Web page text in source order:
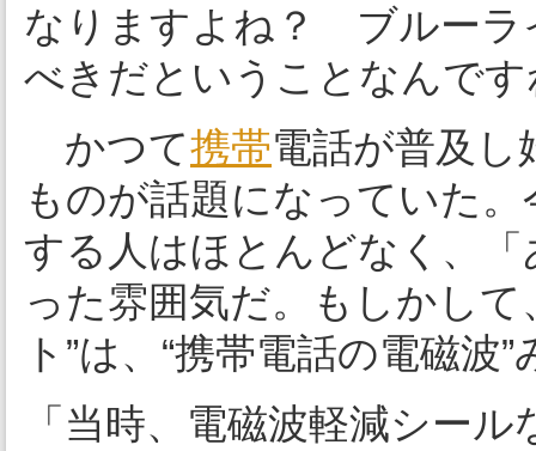
なりますよね？ ブルーラ
べきだということなんです
かつて携帯電話が普及し
ものが話題になっていた
する人はほとんどなく、
った雰囲気だ。もしかし
ト”は、“携帯電話の電磁波
「当時、電磁波軽減シー